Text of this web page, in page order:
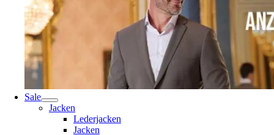
Sale
Jacken
Lederjacken
Jacken